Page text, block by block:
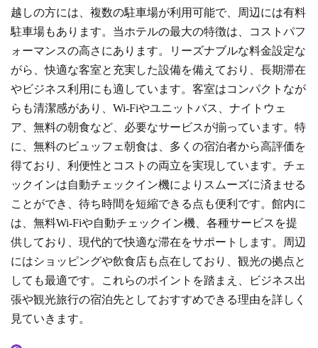
越しの方には、複数の駐車場が利用可能で、周辺には有料
駐車場もあります。当ホテルの最大の特徴は、コストパフ
ォーマンスの高さにあります。リーズナブルな料金設定な
がら、快適な客室と充実した設備を備えており、長期滞在
やビジネス利用にも適しています。客室はコンパクトなが
らも清潔感があり、Wi-Fiやユニットバス、ナイトウェ
ア、無料の朝食など、必要なサービスが揃っています。特
に、無料のビュッフェ朝食は、多くの宿泊者から高評価を
得ており、利便性とコストの両立を実現しています。チェ
ックインは自動チェックイン機によりスムーズに済ませる
ことができ、待ち時間を短縮できる点も便利です。館内に
は、無料Wi-Fiや自動チェックイン機、各種サービスを提
供しており、現代的で快適な滞在をサポートします。周辺
にはショッピングや飲食店も点在しており、観光の拠点と
しても最適です。これらのポイントを踏まえ、ビジネス出
張や観光旅行の宿泊先としておすすめできる理由を詳しく
見ていきます。